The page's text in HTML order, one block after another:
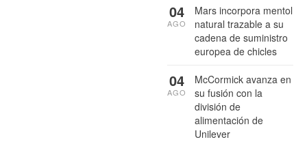
Mars incorpora mentol
natural trazable a su
cadena de suministro
europea de chicles
04
AGO
McCormick avanza en
su fusión con la
división de
alimentación de
Unilever
04
AGO